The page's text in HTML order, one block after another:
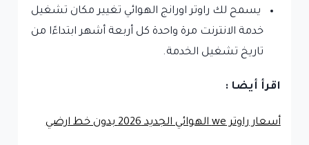
يسمح لك راوتر اورانج الهوائي تغيير مكان تشغيل
خدمة الانترنت مرة واحدة كل أربعة أشهر ابتداءًا من
تاريخ تشغيل الخدمة.
اقرأ أيضا :
أسعار راوتر we الهوائي الجديد 2026 بدون خط ارضي